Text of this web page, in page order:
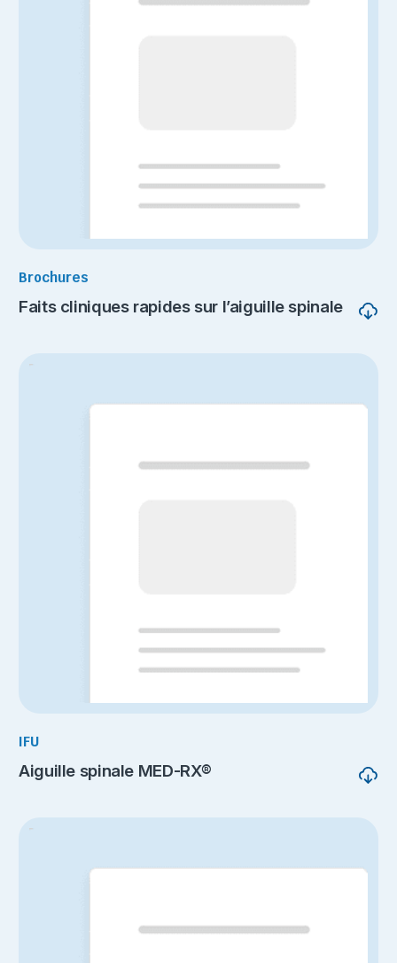
Brochures
Faits cliniques rapides sur l’aiguille spinale
IFU
Aiguille spinale MED-RX®